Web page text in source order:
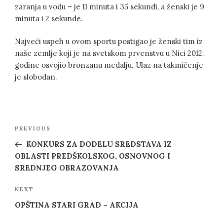
zaranja u vodu – je 11 minuta i 35 sekundi, a ženski je 9
minuta i 2 sekunde.
Najveći uspeh u ovom sportu postigao je ženski tim iz
naše zemlje koji je na svetskom prvenstvu u Nici 2012.
godine osvojio bronzanu medalju. Ulaz na takmičenje
je slobodan.
Previous
Post
PREVIOUS
KONKURS ZA DODELU SREDSTAVA IZ
OBLASTI PREDŠKOLSKOG, OSNOVNOG I
SREDNJEG OBRAZOVANJA
Next
Post
NEXT
OPŠTINA STARI GRAD – AKCIJA